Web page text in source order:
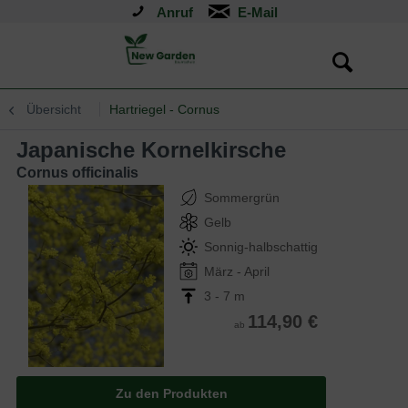
Anruf
Übersicht Hartriegel - Cornus
Japanische Kornelkirsche
Cornus officinalis
Sommergrün
Gelb
Sonnig-halbschattig
März - April
3 - 7 m
ab 114,90 €
Zu den Produkten